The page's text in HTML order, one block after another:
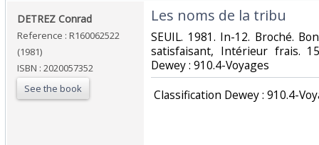
‎DETREZ Conrad‎
Reference : R160062522
(1981)
ISBN : 2020057352
See the book
‎Les noms de la tribu‎
‎SEUIL. 1981. In-12. Broché.
satisfaisant, Intérieur frais.
Dewey : 910.4-Voyages‎
Classification Dewey : 910.4-